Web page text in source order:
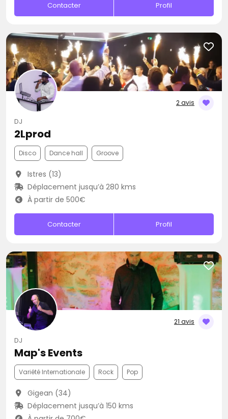
Contacter Profil
2 avis
DJ
2Lprod
Disco Dance hall Groove
Istres (13)
Déplacement jusqu’à 280 kms
À partir de 500€
Contacter Profil
21 avis
DJ
Map's Events
Variété Internationale Rock Pop
Gigean (34)
Déplacement jusqu’à 150 kms